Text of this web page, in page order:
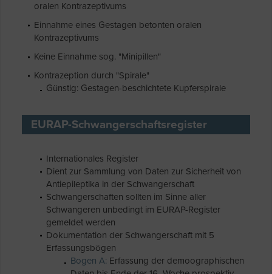
oralen Kontrazeptivums
Einnahme eines Gestagen betonten oralen
Kontrazeptivums
Keine Einnahme sog. "Minipillen"
Kontrazeption durch "Spirale"
Günstig: Gestagen-beschichtete Kupferspirale
EURAP-Schwangerschaftsregister
Internationales Register
Dient zur Sammlung von Daten zur Sicherheit von
Antiepileptika in der Schwangerschaft
Schwangerschaften sollten im Sinne aller
Schwangeren unbedingt im EURAP-Register
gemeldet werden
Dokumentation der Schwangerschaft mit 5
Erfassungsbögen
Bogen A: Erfassung der demoographischen